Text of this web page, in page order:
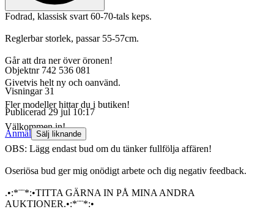
Fodrad, klassisk svart 60-70-tals keps.
Reglerbar storlek, passar 55-57cm.
Går att dra ner över öronen!
Givetvis helt ny och oanvänd.
Fler modeller hittar du i butiken!
Välkommen in!
OBS: Lägg endast bud om du tänker fullfölja affären!
Oseriösa bud ger mig onödigt arbete och dig negativ feedback.
.•:*¨¨*:•TITTA GÄRNA IN PÅ MINA ANDRA
AUKTIONER.•:*¨¨*:•
Objektnr 742 536 081
Visningar 31
Publicerad 29 jul 10:17
Anmäl Sälj liknande